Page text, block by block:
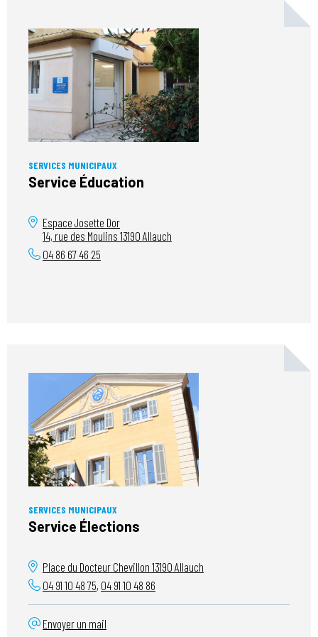
SERVICES MUNICIPAUX
Service Éducation
Espace Josette Dor
14, rue des Moulins 13190 Allauch
04 86 67 46 25
SERVICES MUNICIPAUX
Service Élections
Place du Docteur Chevillon 13190 Allauch
04 91 10 48 75, 04 91 10 48 86
Envoyer un mail